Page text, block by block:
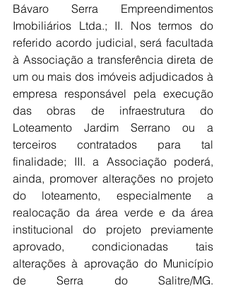
Bávaro Serra Empreendimentos
Imobiliários Ltda.; II. Nos termos do
referido acordo judicial, será facultada
à Associação a transferência direta de
um ou mais dos imóveis adjudicados à
empresa responsável pela execução
das obras de infraestrutura do
Loteamento Jardim Serrano ou a
terceiros contratados para tal
finalidade; III. a Associação poderá,
ainda, promover alterações no projeto
do loteamento, especialmente a
realocação da área verde e da área
institucional do projeto previamente
aprovado, condicionadas tais
alterações à aprovação do Município
de Serra do Salitre/MG.